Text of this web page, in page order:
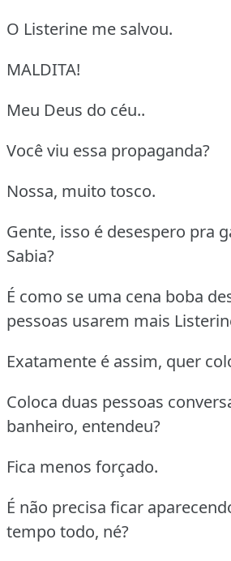
O Listerine me salvou.
MALDITA!
Meu Deus do céu..
Você viu essa propaganda?
Nossa, muito tosco.
Gente, isso é desespero pra
Sabia?
É como se uma cena boba
pessoas usarem mais
Exatamente é assim, quer
Coloca duas pessoas
banheiro, entendeu?
Fica menos forçado.
É não precisa ficar
tempo todo, né?